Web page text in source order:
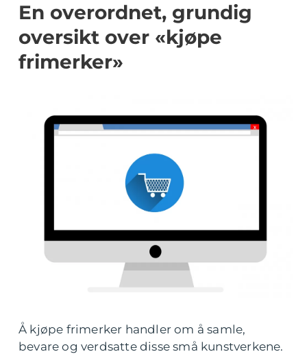
En overordnet, grundig
oversikt over «kjøpe
frimerker»
Å kjøpe frimerker handler om å samle,
bevare og verdsatte disse små kunstverkene.